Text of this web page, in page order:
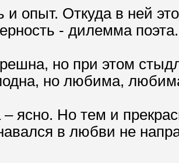
и опыт. Откуда в ней
- дилемма поэта.
но при этом
но любима,
– ясно. Но тем и
в любви не